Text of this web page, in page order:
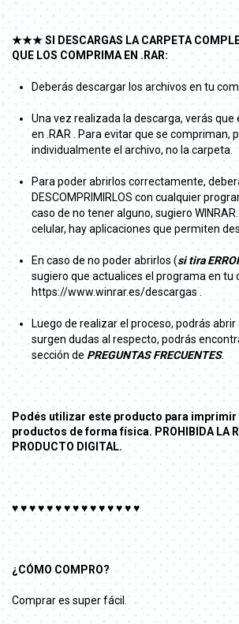
★★★ SI DESCARGAS LA CARPETA
QUE LOS COMPRIMA EN .RAR:
Deberás descargar los archivos en tu
Una vez realizada la descarga, verás
en .RAR . Para evitar que se compriman,
individualmente el archivo, no la carpeta.
Para poder abrirlos correctamente,
DESCOMPRIMIRLOS con cualquier
caso de no tener alguno, sugiero
celular, hay aplicaciones que permiten
En caso de no poder abrirlos (si tira
sugiero que actualices el programa en tu
https://www.winrar.es/descargas .
Luego de realizar el proceso, podrás
surgen dudas al respecto, podrás
sección dePREGUNTAS FRECUENTES.
Podés utilizar este producto para imprimir
productos de forma física. PROHIBIDA LA
PRODUCTO DIGITAL.
♥ ♥ ♥ ♥ ♥ ♥ ♥ ♥ ♥ ♥ ♥ ♥ ♥ ♥ ♥
¿CÓMO COMPRO?
Comprar es super fácil.